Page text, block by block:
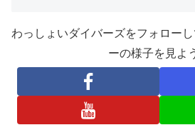
わっしょいダイバーズをフォロー
ーの様子を見よ